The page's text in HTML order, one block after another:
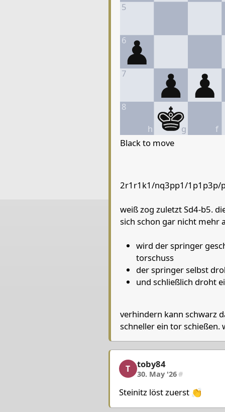
h g f
5
6
7
8
Move piece
h g f
Pawn White
Pawn White
7
Pawn Black
8
King Black
Pieces lists
Pieces White
King g1
Queen e2
Black to move
2r1r1k1/nq3pp1/1p1p3p/
weiß zog zuletzt Sd4-b5.
sich schon gar nicht mehr
wird der springer
torschuss
der springer selbst
und schließlich droht
verhindern kann schwarz
schneller ein tor schießen.
toby84, 2/12, 30. May '26
T toby84
30. May '26#
Steinitz löst zuerst 👏